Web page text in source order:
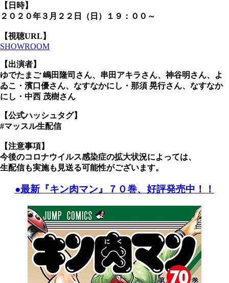
【日時】
２０２０年３月２２日（日）１９：００～
【視聴URL】
SHOWROOM
【出演者】
ゆでたまご 嶋田隆司さん、 串田アキラさん、神谷明さん、
よ
ゐこ・濱口優さん、 なすなかにし・那須 晃行さん、 なすなか
にし・中西 茂樹さん
【公式ハッシュタグ】
#マッスル生配信
【注意事項】
今後のコロナウイルス感染症の拡大状況によっては、
生配信も実施も見送る可能性がございます。
●最新『キン肉マン』７０巻、好評発売中！！